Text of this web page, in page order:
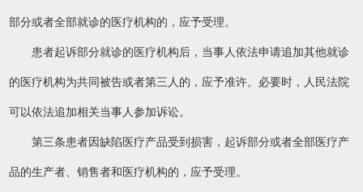
部分或者全部就诊的医疗机构的，应予受理。
患者起诉部分就诊的医疗机构后，当事人依法申请追加其他就诊
的医疗机构为共同被告或者第三人的，应予准许。必要时，人民法院
可以依法追加相关当事人参加诉讼。
第三条患者因缺陷医疗产品受到损害，起诉部分或者全部医疗产
品的生产者、销售者和医疗机构的，应予受理。